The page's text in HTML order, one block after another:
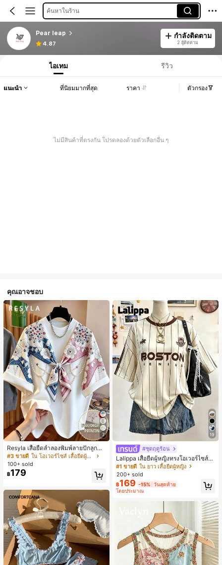
ค้นหาในร้าน
Pear leap
4.87
กำลังติดตาม
2 ผู้ติดตาม
ไอเทม รีวิว
แนะนำ ที่นิยมมากที่สุด ราคา ตัวกรอง
ไม่มีสินค้าที่ตรงกัน โปรดลองด้วยตัวเลือกอื่น ๆ
คุณอาจชอบ
7
Resyla เสื้อยืดลำลองพิมพ์ลายปักลูกปัด
รูปโบว์ขนาดใหญ่สำหรับผู้หญิง
#3 ขายดี
ใน โอเวอร์ไซส์ เสื้อยืดผู้หญิง
100+ sold
฿179
19
#ชุดฤดูร้อน
Lalippa เสื้อยืดผู้หญิงทรงโอเวอร์ไซส์ค
วามยาวกลาง คอกลม ไหล่ตก ลายพิมพ์
ตัวอักษรและลายทางแนวตั้ง สไตล์แฟชั่
นมินิมอล ของขวัญให้เพื่อน
#1 ขายดี ใน ยาว เสื้อยืดผู้หญิง
200+ sold
฿169 -15% วันสุดท้าย
โดยประมาณ